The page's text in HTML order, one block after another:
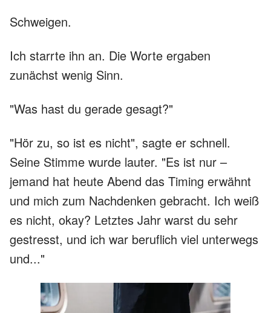
Schweigen.
Ich starrte ihn an. Die Worte ergaben
zunächst wenig Sinn.
"Was hast du gerade gesagt?"
"Hör zu, so ist es nicht", sagte er schnell.
Seine Stimme wurde lauter. "Es ist nur –
jemand hat heute Abend das Timing erwähnt
und mich zum Nachdenken gebracht. Ich weiß
es nicht, okay? Letztes Jahr warst du sehr
gestresst, und ich war beruflich viel unterwegs
und..."